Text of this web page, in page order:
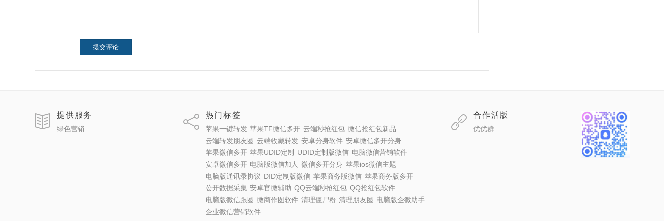
提交评论
提供服务
绿色营销
热门标签
苹果一键转发 苹果TF微信多开 云端秒抢红包 微信抢红包新品
云端转发朋友圈 云端收藏转发 安卓分身软件 安卓微信多开分身
苹果微信多开 苹果UDID定制 UDID定制版微信 电脑微信营销软件
安卓微信多开 电脑版微信加人 微信多开分身 苹果ios微信主题
电脑版通讯录协议 DID定制版微信 苹果商务版微信 苹果商务版多开
公开数据采集 安卓官微辅助 QQ云端秒抢红包 QQ抢红包软件
电脑版微信跟圈 微商作图软件 清理僵尸粉 清理朋友圈 电脑版企微助手
企业微信营销软件
合作活版
优优群